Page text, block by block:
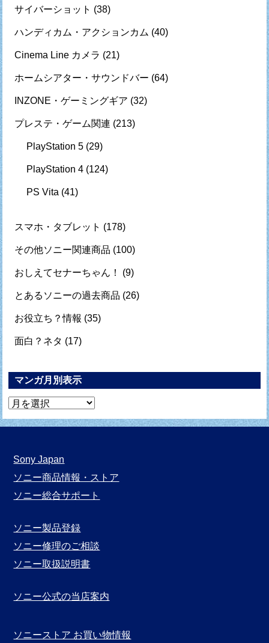
サイバーショット (38)
ハンディカム・アクションカム (40)
Cinema Line カメラ (21)
ホームシアター・サウンドバー (64)
INZONE・ゲーミングギア (32)
プレステ・ゲーム関連 (213)
PlayStation 5 (29)
PlayStation 4 (124)
PS Vita (41)
スマホ・タブレット (178)
その他ソニー関連商品 (100)
おしえてセナーちゃん！ (9)
とあるソニーの過去商品 (26)
お役立ち？情報 (35)
面白？ネタ (17)
マンガ月別表示
マ
ン
月
別
表
Sony Japan
ソニー商品情報・ストア
ソニー総合サポート
ソニー製品登録
ソニー修理のご相談
ソニー取扱説明書
ソニー公式の当店案内
ソニーストア お買い物情報